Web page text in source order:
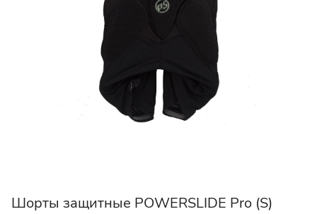
Шорты защитные POWERSLIDE Pro (S)